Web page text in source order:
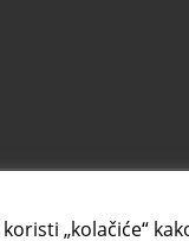
koristi „kolačiće“